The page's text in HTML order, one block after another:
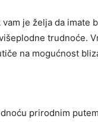
je želja da imate
trudnoće.
na mogućnost
prirodnim